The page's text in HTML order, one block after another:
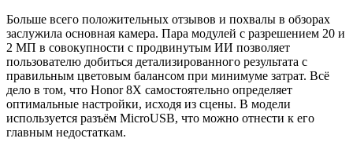
Больше всего положительных отзывов и похвалы в обзорах
заслужила основная камера. Пара модулей с разрешением 20 и
2 МП в совокупности с продвинутым ИИ позволяет
пользователю добиться детализированного результата с
правильным цветовым балансом при минимуме затрат. Всё
дело в том, что Honor 8X самостоятельно определяет
оптимальные настройки, исходя из сцены. В модели
используется разъём MicroUSB, что можно отнести к его
главным недостаткам.